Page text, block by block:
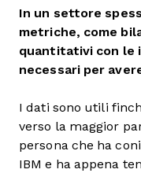
In un settore
metriche, come
quantitativi con le
necessari per
I dati sono utili
verso la maggior
persona che ha
IBM e ha appena